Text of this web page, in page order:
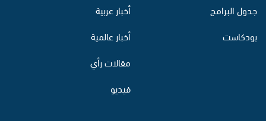
جدول البرامج
بودكاست
أخبار عربية
أخبار عالمية
مقالات رأي
فيديو